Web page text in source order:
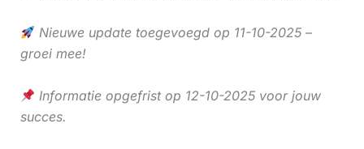
Nieuwe update toegevoegd op 11-10-2025 –
groei mee!
Informatie opgefrist op 12-10-2025 voor jouw
succes.